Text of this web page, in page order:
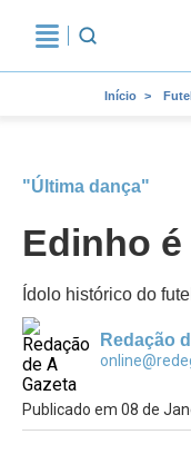
Início
"Última dança"
Edinho
Ídolo histórico do
Redação
Publicado em 08 de